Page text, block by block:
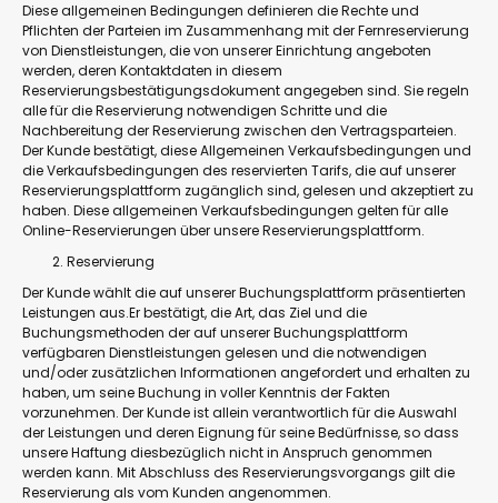
Diese allgemeinen Bedingungen definieren die Rechte und
Pflichten der Parteien im Zusammenhang mit der Fernreservierung
von Dienstleistungen, die von unserer Einrichtung angeboten
werden, deren Kontaktdaten in diesem
Reservierungsbestätigungsdokument angegeben sind. Sie regeln
alle für die Reservierung notwendigen Schritte und die
Nachbereitung der Reservierung zwischen den Vertragsparteien.
Der Kunde bestätigt, diese Allgemeinen Verkaufsbedingungen und
die Verkaufsbedingungen des reservierten Tarifs, die auf unserer
Reservierungsplattform zugänglich sind, gelesen und akzeptiert zu
haben. Diese allgemeinen Verkaufsbedingungen gelten für alle
Online-Reservierungen über unsere Reservierungsplattform.
Reservierung
Der Kunde wählt die auf unserer Buchungsplattform präsentierten
Leistungen aus.Er bestätigt, die Art, das Ziel und die
Buchungsmethoden der auf unserer Buchungsplattform
verfügbaren Dienstleistungen gelesen und die notwendigen
und/oder zusätzlichen Informationen angefordert und erhalten zu
haben, um seine Buchung in voller Kenntnis der Fakten
vorzunehmen. Der Kunde ist allein verantwortlich für die Auswahl
der Leistungen und deren Eignung für seine Bedürfnisse, so dass
unsere Haftung diesbezüglich nicht in Anspruch genommen
werden kann. Mit Abschluss des Reservierungsvorgangs gilt die
Reservierung als vom Kunden angenommen.